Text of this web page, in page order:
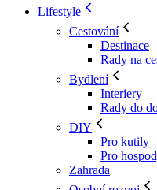
Lifestyle
Cestování
Destinace
Rady na
Bydlení
Interiery
Rady do
DIY
Pro kutily
Pro
Zahrada